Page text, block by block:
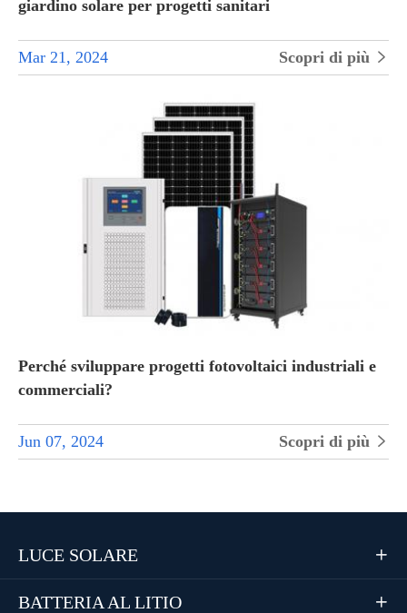
giardino solare per progetti sanitari
Mar 21, 2024 Scopri di più 
Perché sviluppare progetti fotovoltaici industriali e
commerciali?
Jun 07, 2024 Scopri di più 
LUCE SOLARE 
BATTERIA AL LITIO 